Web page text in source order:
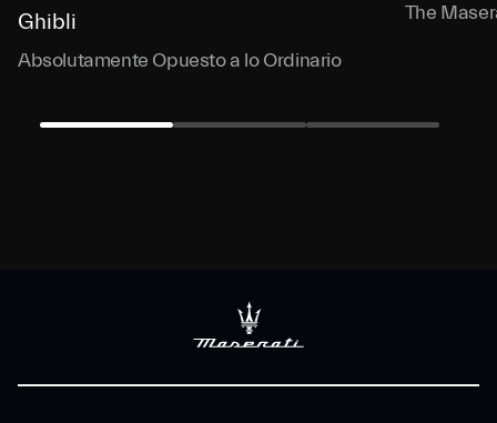
Ghibli
Absolutamente Opuesto a lo Ordinario
The